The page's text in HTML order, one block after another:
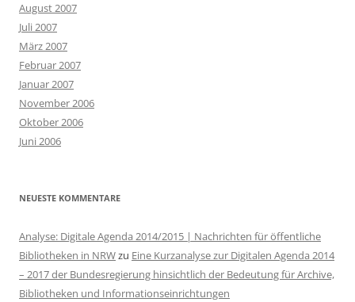
August 2007
Juli 2007
März 2007
Februar 2007
Januar 2007
November 2006
Oktober 2006
Juni 2006
NEUESTE KOMMENTARE
Analyse: Digitale Agenda 2014/2015 | Nachrichten für öffentliche
Bibliotheken in NRWzu Eine Kurzanalyse zur Digitalen Agenda 2014
– 2017 der Bundesregierung hinsichtlich der Bedeutung für Archive,
Bibliotheken und Informationseinrichtungen